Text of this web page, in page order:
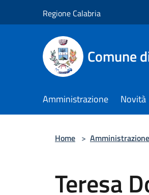
Regione Calabria
Comune
Amministrazione Novità
Home > Amministrazione
Teresa